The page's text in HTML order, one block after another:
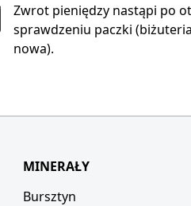
Zwrot pieniędzy nastąpi po
sprawdzeniu paczki
nowa).
MINERAŁY
Bursztyn